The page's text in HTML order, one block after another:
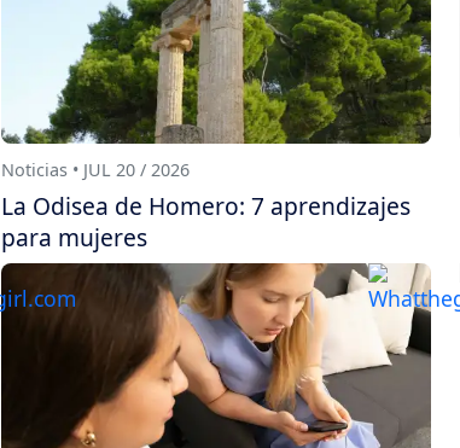
Noticias • JUL 20 / 2026
La Odisea de Homero: 7 aprendizajes
para mujeres